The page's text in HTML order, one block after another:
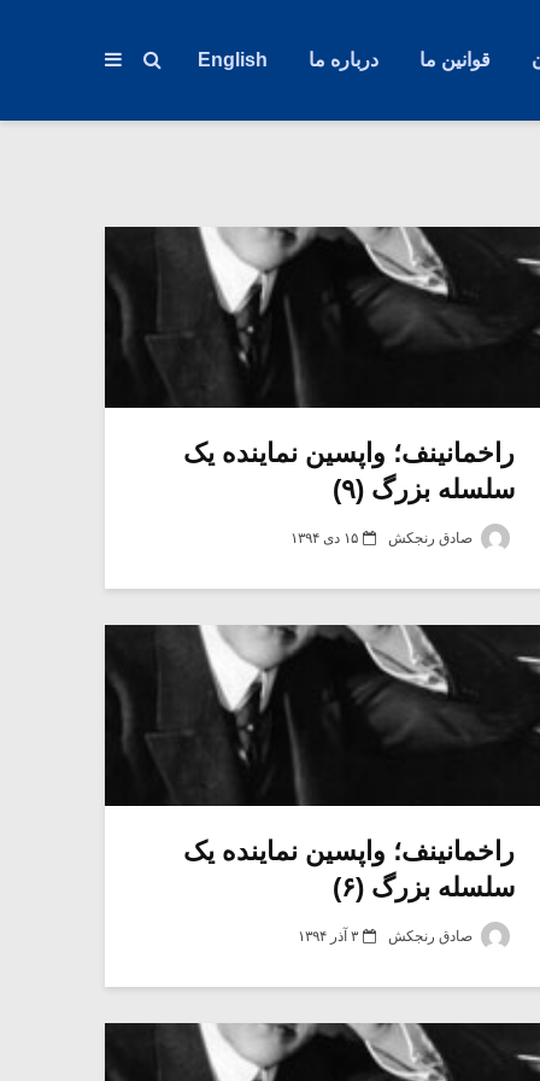
قوانین ما درباره ما English
راخمانینف؛ واپسین نماینده یک
سلسله بزرگ (۹)
صادق رنجکش ۱۵ دی ۱۳۹۴
راخمانینف؛ واپسین نماینده یک
سلسله بزرگ (۶)
صادق رنجکش ۳ آذر ۱۳۹۴
میکلوش روژا